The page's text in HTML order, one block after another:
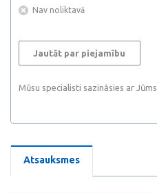
Nav noliktavā
Jautāt par piejamību
Mūsu specialisti sazināsies ar Jūms
Atsauksmes